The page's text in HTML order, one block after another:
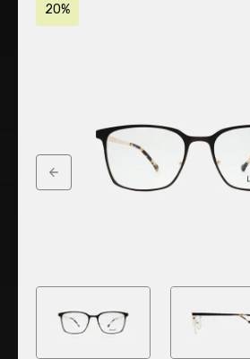
20%
Previous slide